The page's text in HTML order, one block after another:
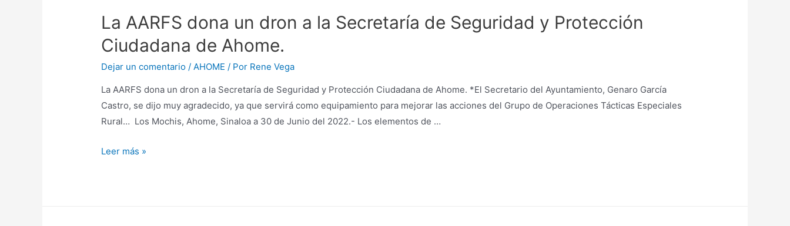
La AARFS dona un dron a la Secretaría de Seguridad y Protección
Ciudadana de Ahome.
Dejar un comentario /AHOME / Por Rene Vega
La AARFS dona un dron a la Secretaría de Seguridad y Protección Ciudadana de Ahome. *El Secretario del Ayuntamiento, Genaro García
Castro, se dijo muy agradecido, ya que servirá como equipamiento para mejorar las acciones del Grupo de Operaciones Tácticas Especiales
Rural… Los Mochis, Ahome, Sinaloa a 30 de Junio del 2022.- Los elementos de …
Leer más »